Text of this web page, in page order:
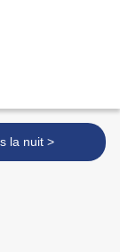
Paris la nuit >